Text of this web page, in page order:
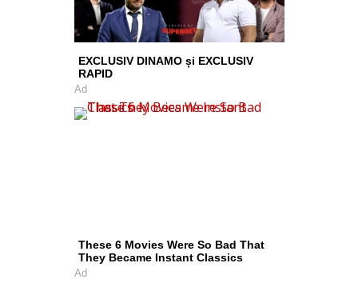
EXCLUSIV DINAMO și EXCLUSIV
RAPID
Ad
These 6 Movies Were So Bad That
They Became Instant Classics
Ad